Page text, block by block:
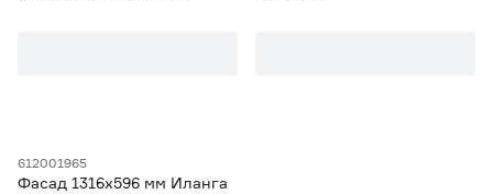
612001965
Фасад 1316х596 мм Иланга